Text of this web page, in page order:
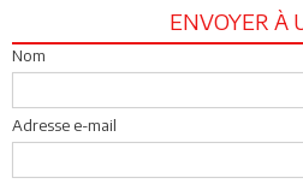
ENVOYER À
Nom
Adresse e-mail